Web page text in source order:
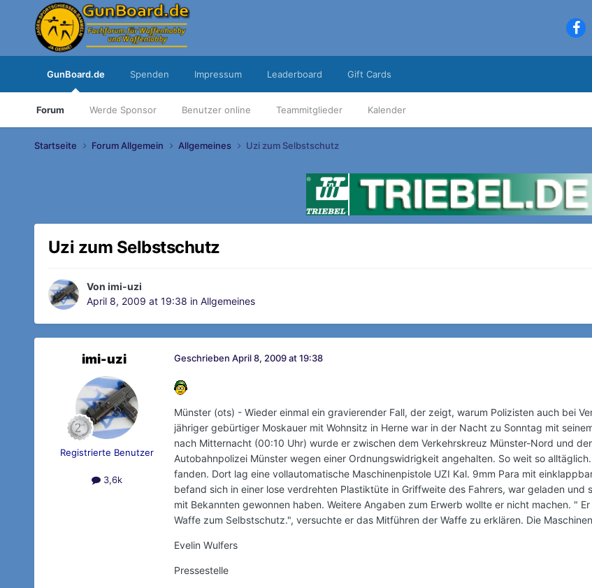
GunBoard.de
Forum Werde Sponsor Benutzer online Teammitglieder Kalender
Spenden Impressum Leaderboard Gift Cards
Startseite Forum Allgemein Allgemeines Uzi zum Selbstschutz
Uzi zum Selbstschutz
Von imi-uzi
April 8, 2009 at 19:38 in Allgemeines
imi-uzi
Registrierte Benutzer
3,6k
Geschrieben April 8, 2009 at 19:38
Münster (ots) - Wieder einmal ein gravierender Fall, der zeigt, warum Polizisten auch bei
jähriger gebürtiger Moskauer mit Wohnsitz in Herne war in der Nacht zu Sonntag mit
nach Mitternacht (00:10 Uhr) wurde er zwischen dem Verkehrskreuz Münster-Nord und
Autobahnpolizei Münster wegen einer Ordnungswidrigkeit angehalten. So weit so
fanden. Dort lag eine vollautomatische Maschinenpistole UZI Kal. 9mm Para mit
befand sich in einer lose verdrehten Plastiktüte in Griffweite des Fahrers, war geladen
mit Bekannten gewonnen haben. Weitere Angaben zum Erwerb wollte er nicht machen. "
Waffe zum Selbstschutz.", versuchte er das Mitführen der Waffe zu erklären. Die
Evelin Wulfers
Pressestelle